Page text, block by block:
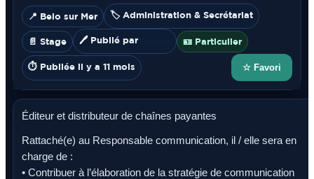
📍 Belo sur Mer 🏷️ Administration & Secrétariat
📄 Stage 🖊️ Publié par 🪪 Particulier
⏱️ Publiée il y a 11 mois ☆ Favori
Éditeur et distributeur de chaînes payantes
Rattaché(e) au Responsable communication, il / elle sera en
charge de :
• Contribuer à l’élaboration de la stratégie de communication